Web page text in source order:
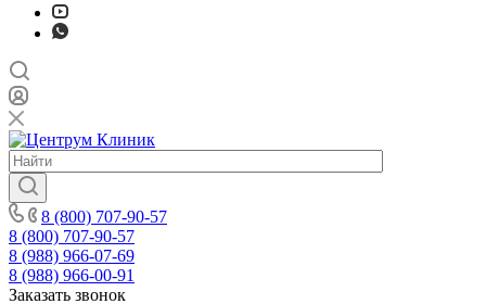
8 (800) 707-90-57
8 (800) 707-90-57
8 (988) 966-07-69
8 (988) 966-00-91
Заказать звонок